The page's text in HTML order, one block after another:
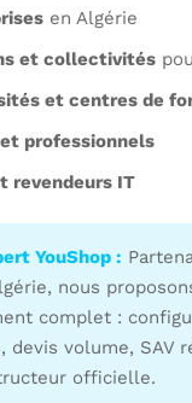
en Algérie
et collectivités
et centres de
professionnels
revendeurs IT
YouShop :
nous
complet :
devis volume, SAV
officielle.